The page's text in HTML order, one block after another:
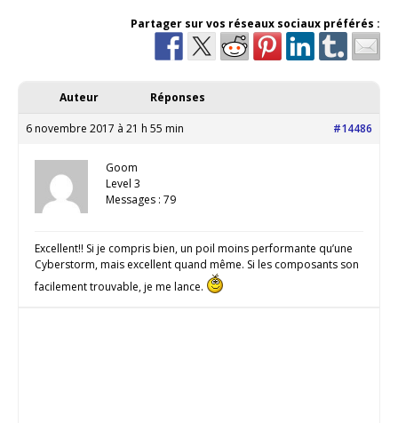
Partager sur vos réseaux sociaux préférés :
Auteur Réponses
6 novembre 2017 à 21 h 55 min #14486
Goom
Level 3
Messages : 79
Excellent!! Si je compris bien, un poil moins performante qu’une
Cyberstorm, mais excellent quand même. Si les composants son
facilement trouvable, je me lance.